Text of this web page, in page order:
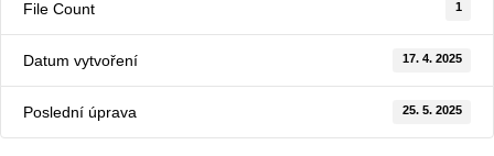
File Count 1
Datum vytvoření 17. 4. 2025
Poslední úprava 25. 5. 2025